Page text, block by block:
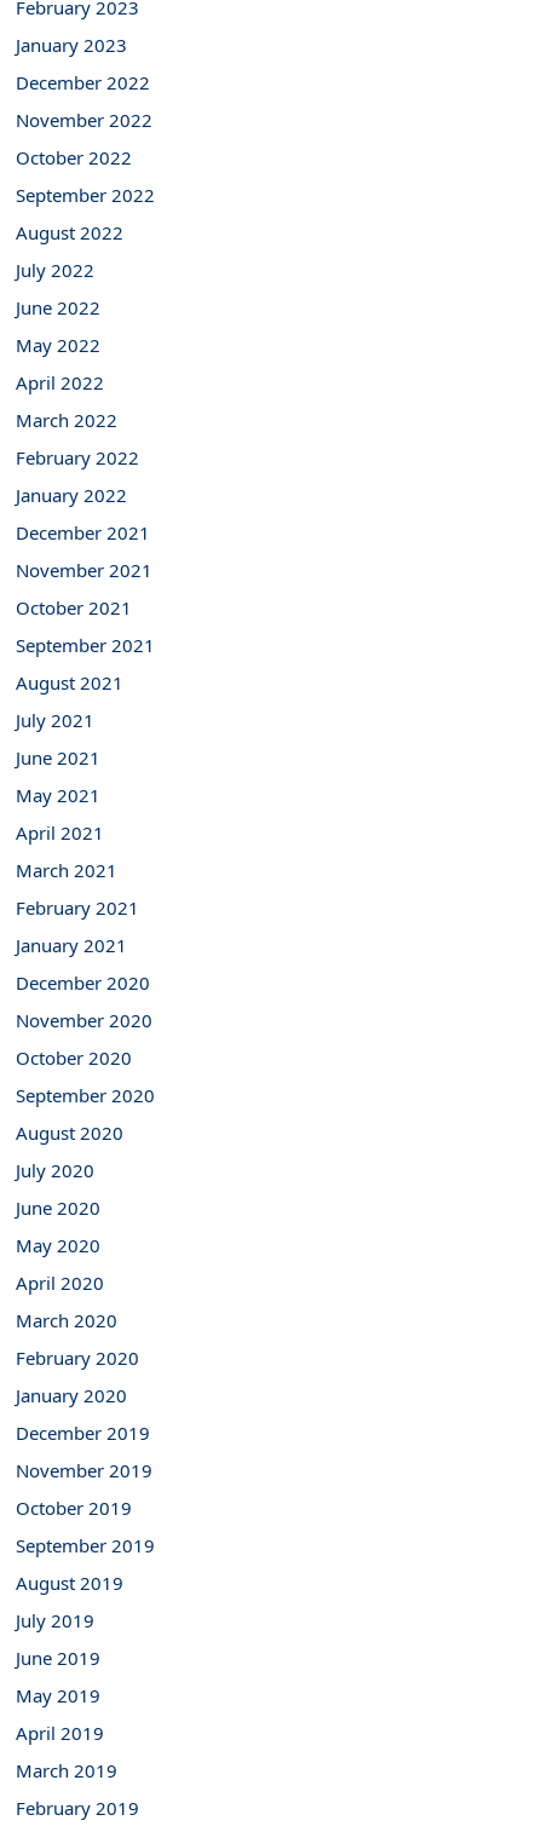
February 2023
January 2023
December 2022
November 2022
October 2022
September 2022
August 2022
July 2022
June 2022
May 2022
April 2022
March 2022
February 2022
January 2022
December 2021
November 2021
October 2021
September 2021
August 2021
July 2021
June 2021
May 2021
April 2021
March 2021
February 2021
January 2021
December 2020
November 2020
October 2020
September 2020
August 2020
July 2020
June 2020
May 2020
April 2020
March 2020
February 2020
January 2020
December 2019
November 2019
October 2019
September 2019
August 2019
July 2019
June 2019
May 2019
April 2019
March 2019
February 2019